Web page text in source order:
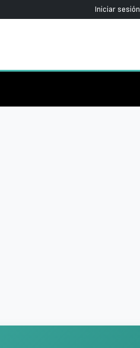
Iniciar sesión